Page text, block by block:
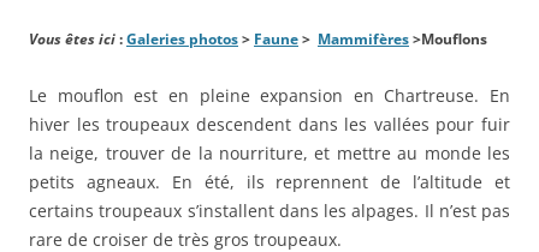
Vous êtes ici:Galeries photos> Faune> Mammifères>Mouflons
Le mouflon est en pleine expansion en Chartreuse. En
hiver les troupeaux descendent dans les vallées pour fuir
la neige, trouver de la nourriture, et mettre au monde les
petits agneaux. En été, ils reprennent de l’altitude et
certains troupeaux s’installent dans les alpages. Il n’est pas
rare de croiser de très gros troupeaux.